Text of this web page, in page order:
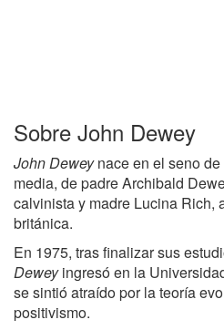
Sobre John Dewey
John Deweynace en el seno
media, de padre Archibald
calvinista y madre Lucina Rich,
británica.
En 1975, tras finalizar sus
Deweyingresó en la
se sintió atraído por la teoría
positivismo.